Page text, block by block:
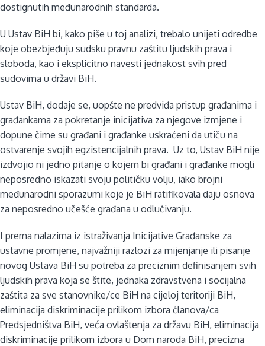
dostignutih međunarodnih standarda.
U Ustav BiH bi, kako piše u toj analizi, trebalo unijeti odredbe
koje obezbjeđuju sudsku pravnu zaštitu ljudskih prava i
sloboda, kao i eksplicitno navesti jednakost svih pred
sudovima u državi BiH.
Ustav BiH, dodaje se, uopšte ne predviđa pristup građanima i
građankama za pokretanje inicijativa za njegove izmjene i
dopune čime su građani i građanke uskraćeni da utiču na
ostvarenje svojih egzistencijalnih prava. Uz to, Ustav BiH nije
izdvojio ni jedno pitanje o kojem bi građani i građanke mogli
neposredno iskazati svoju političku volju, iako brojni
međunarodni sporazumi koje je BiH ratifikovala daju osnova
za neposredno učešće građana u odlučivanju.
I prema nalazima iz istraživanja Inicijative Građanske za
ustavne promjene, najvažniji razlozi za mijenjanje ili pisanje
novog Ustava BiH su potreba za preciznim definisanjem svih
ljudskih prava koja se štite, jednaka zdravstvena i socijalna
zaštita za sve stanovnike/ce BiH na cijeloj teritoriji BiH,
eliminacija diskriminacije prilikom izbora članova/ca
Predsjedništva BiH, veća ovlaštenja za državu BiH, eliminacija
diskriminacije prilikom izbora u Dom naroda BiH, precizna